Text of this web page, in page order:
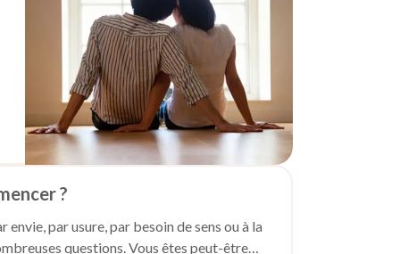
négatives. Elle se manifeste par :
professionnel chronique. Il touche
par :
?
par usure, par besoin de sens ou à la
questions. Vous êtes peut-être